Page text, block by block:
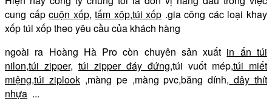
cung cấpcuộn xốp,tấm xôp,túi xốp .gia công các loại khay
xốp túi xốp theo yêu cầu của khách hàng
ngoài ra Hoàng Hà Pro còn chuyên sản xuất in ấn túi
nilon,túi zipper, túi zipper đáy đứng,túi vuốt mép,túi miết
miệng,túi ziplook,màng pe ,màng pvc,băng dính, dây thít
nhựa ...